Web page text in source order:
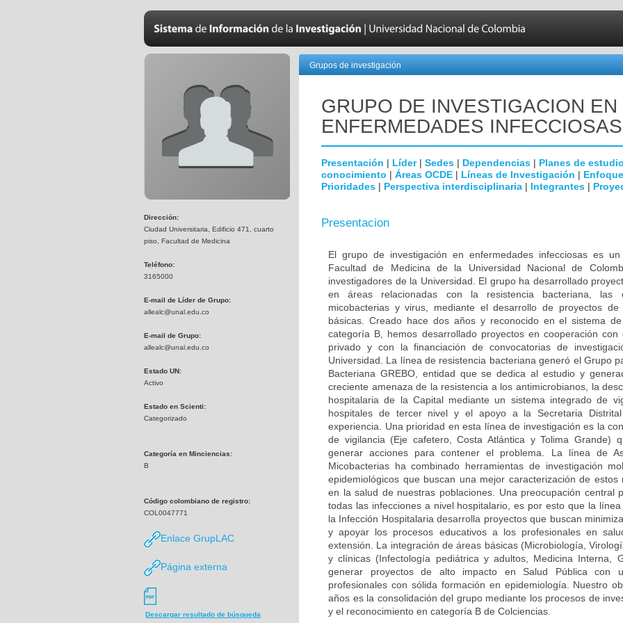
Dirección:
Ciudad Universitaria, Edificio 471, cuarto
piso, Facultad de Medicina
Teléfono:
3165000
E-mail de Líder de Grupo:
allealc@unal.edu.co
E-mail de Grupo:
allealc@unal.edu.co
Estado UN:
Activo
Estado en Scienti:
Categorizado
Categoría en Minciencias:
B
Código colombiano de registro:
COL0047771
Enlace GrupLAC
Página externa
Descargar resultado de búsqueda
Grupos de investigación
GRUPO DE INVESTIGACION EN
ENFERMEDADES INFECCIOSAS
Presentación | Líder| Sedes | Dependencias | Planes de
conocimiento | Áreas OCDE | Líneas de Investigación |
Prioridades | Perspectiva interdisciplinaria | Integrantes |
Presentacion
El grupo de investigación en enfermedades infecciosas es
Facultad de Medicina de la Universidad Nacional de
investigadores de la Universidad. El grupo ha desarrollado
en áreas relacionadas con la resistencia bacteriana, las
micobacterias y virus, mediante el desarrollo de proyectos
básicas. Creado hace dos años y reconocido en el sistema
categoría B, hemos desarrollado proyectos en cooperación
privado y con la financiación de convocatorias de
Universidad. La línea de resistencia bacteriana generó el Grupo
Bacteriana GREBO, entidad que se dedica al estudio y
creciente amenaza de la resistencia a los antimicrobianos, la
hospitalaria de la Capital mediante un sistema integrado de
hospitales de tercer nivel y el apoyo a la Secretaria
experiencia. Una prioridad en esta línea de investigación es la
de vigilancia (Eje cafetero, Costa Atlántica y Tolima Grande)
generar acciones para contener el problema. La línea de
Micobacterias ha combinado herramientas de investigación
epidemiológicos que buscan una mejor caracterización de
en la salud de nuestras poblaciones. Una preocupación central
todas las infecciones a nivel hospitalario, es por esto que la
la Infección Hospitalaria desarrolla proyectos que buscan
y apoyar los procesos educativos a los profesionales en
extensión. La integración de áreas básicas (Microbiología,
y clínicas (Infectología pediátrica y adultos, Medicina Interna,
generar proyectos de alto impacto en Salud Pública con
profesionales con sólida formación en epidemiología. Nuestro
años es la consolidación del grupo mediante los procesos de
y el reconocimiento en categoría B de Colciencias.